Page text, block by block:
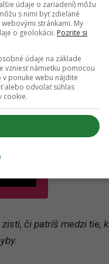
a
v súlade
sa v novom okne)
či patríš medzi tie,
údaje o zariadení) môžu
s nimi byť zdieľané
stránkami. My
o geolokácii. Pozrite si
údaje na základe
vzniesť námietku pomocou
ponuke webu nájdite
alebo odvolať súhlas
cookie.